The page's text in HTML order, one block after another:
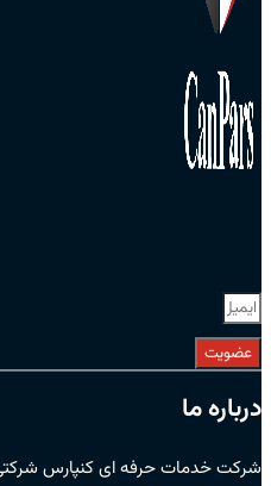
عضویت
درباره ما
شرکت خدمات حرفه ای کنپارس